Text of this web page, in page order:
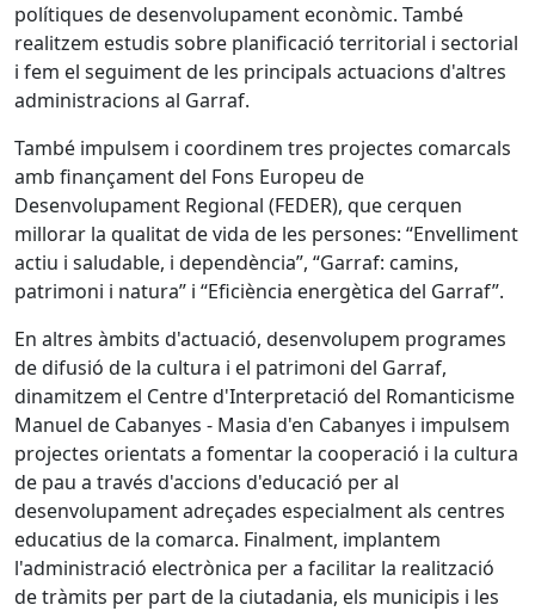
polítiques de desenvolupament econòmic. També
realitzem estudis sobre planificació territorial i sectorial
i fem el seguiment de les principals actuacions d'altres
administracions al Garraf.
També impulsem i coordinem tres projectes comarcals
amb finançament del Fons Europeu de
Desenvolupament Regional (FEDER), que cerquen
millorar la qualitat de vida de les persones: “Envelliment
actiu i saludable, i dependència”, “Garraf: camins,
patrimoni i natura” i “Eficiència energètica del Garraf”.
En altres àmbits d'actuació, desenvolupem programes
de difusió de la cultura i el patrimoni del Garraf,
dinamitzem el Centre d'Interpretació del Romanticisme
Manuel de Cabanyes - Masia d'en Cabanyes i impulsem
projectes orientats a fomentar la cooperació i la cultura
de pau a través d'accions d'educació per al
desenvolupament adreçades especialment als centres
educatius de la comarca. Finalment, implantem
l'administració electrònica per a facilitar la realització
de tràmits per part de la ciutadania, els municipis i les